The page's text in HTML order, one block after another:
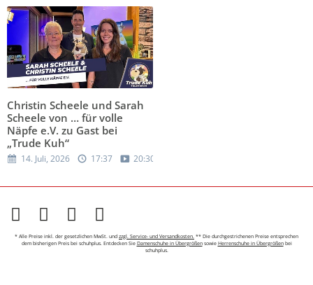
Christin Scheele und Sarah
Scheele von … für volle
Näpfe e.V. zu Gast bei
„Trude Kuh“
14. Juli, 2026 17:37 20:30
* Alle Preise inkl. der gesetzlichen MwSt. und zzgl. Service- und Versandkosten. ** Die durchgestrichenen Preise entsprechen
dem bisherigen Preis bei schuhplus. Entdecken Sie Damenschuhe in Übergrößensowie Herrenschuhe in Übergrößenbei
schuhplus.